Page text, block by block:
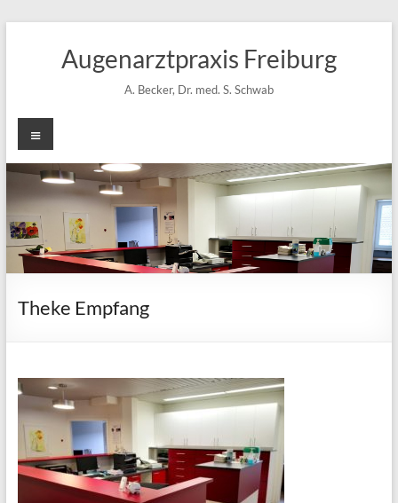
Augenarztpraxis Freiburg
A. Becker, Dr. med. S. Schwab
Menü
Theke Empfang